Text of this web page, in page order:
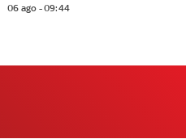
06 ago - 09:44